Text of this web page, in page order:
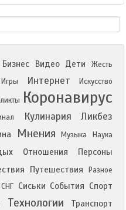
Бизнес Видео Дети
Жесть
Игры Интернет Искусство
Коронавирус
Кулинария Ликбез
Мнения Музыка Наука
Отношения Персоны
Путешествия
Разное
СНГ Сиськи События Спорт
Технологии Транспорт